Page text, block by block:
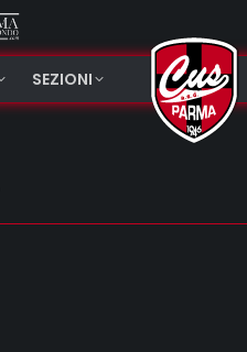
SEZIONI